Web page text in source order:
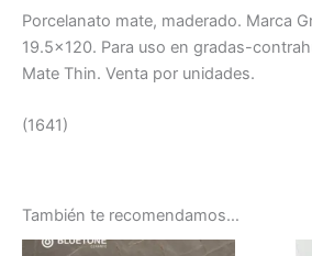
Porcelanato mate, maderado. Marca
19.5×120. Para uso en gradas-
Mate Thin. Venta por unidades.
(1641)
También te recomendamos…